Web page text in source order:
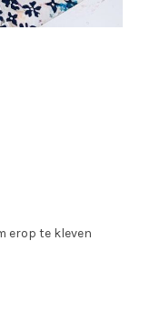
erop te kleven